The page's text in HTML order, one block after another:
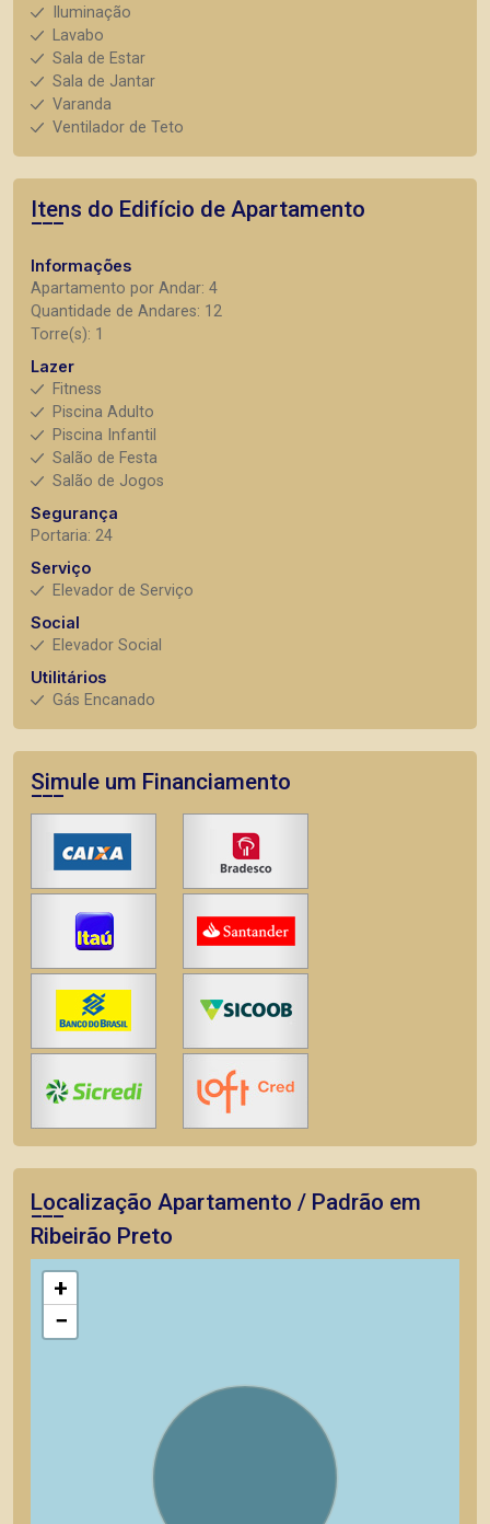
Iluminação
Lavabo
Sala de Estar
Sala de Jantar
Varanda
Ventilador de Teto
Itens do Edifício de Apartamento
Informações
Apartamento por Andar: 4
Quantidade de Andares: 12
Torre(s): 1
Lazer
Fitness
Piscina Adulto
Piscina Infantil
Salão de Festa
Salão de Jogos
Segurança
Portaria: 24
Serviço
Elevador de Serviço
Social
Elevador Social
Utilitários
Gás Encanado
Simule um Financiamento
Localização Apartamento / Padrão em
Ribeirão Preto
+
−